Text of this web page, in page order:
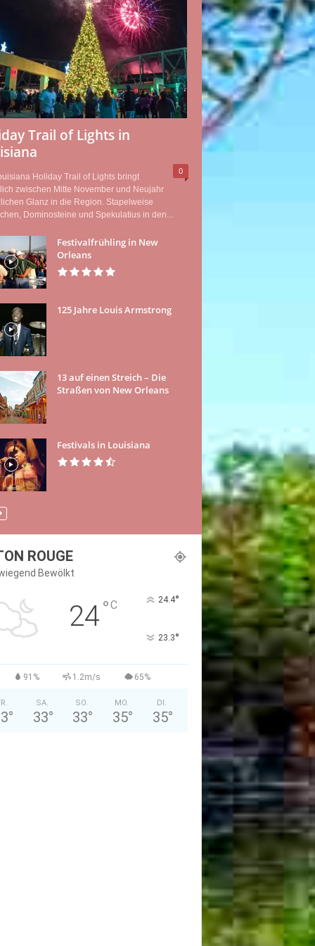
Trail of Lights in
0
Holiday Trail of Lights bringt
zwischen Mitte November und Neujahr
Glanz in die Region. Stapelweise
Dominosteine und Spekulatius in den...
Festivalfrühling in New
Orleans
125 Jahre Louis Armstrong
13 auf einen Streich – Die
Straßen von New Orleans
Festivals in Louisiana
ROUGE
Bewölkt
24°C 24.4°
23.3°
91% 1.2m/s 65%
°
SA.
33°
SO.
33°
MO.
35°
DI.
35°